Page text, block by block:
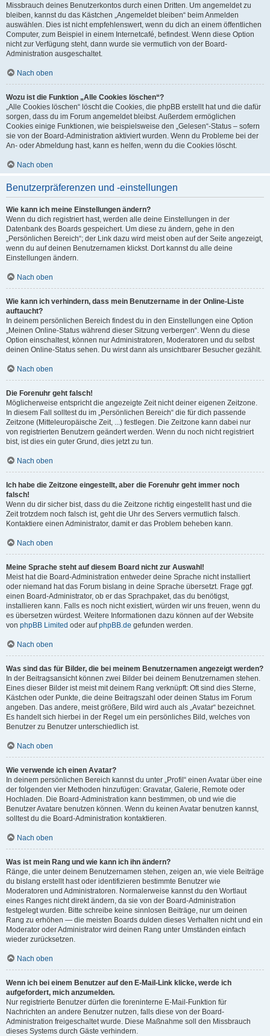
Missbrauch deines Benutzerkontos durch einen Dritten. Um angemeldet zu
bleiben, kannst du das Kästchen „Angemeldet bleiben“ beim Anmelden
auswählen. Dies ist nicht empfehlenswert, wenn du dich an einem öffentlichen
Computer, zum Beispiel in einem Internetcafé, befindest. Wenn diese Option
nicht zur Verfügung steht, dann wurde sie vermutlich von der Board-
Administration ausgeschaltet.
Nach oben
Wozu ist die Funktion „Alle Cookies löschen“?
„Alle Cookies löschen“ löscht die Cookies, die phpBB erstellt hat und die dafür
sorgen, dass du im Forum angemeldet bleibst. Außerdem ermöglichen
Cookies einige Funktionen, wie beispielsweise den „Gelesen“-Status – sofern
sie von der Board-Administration aktiviert wurden. Wenn du Probleme bei der
An- oder Abmeldung hast, kann es helfen, wenn du die Cookies löscht.
Nach oben
Benutzerpräferenzen und -einstellungen
Wie kann ich meine Einstellungen ändern?
Wenn du dich registriert hast, werden alle deine Einstellungen in der
Datenbank des Boards gespeichert. Um diese zu ändern, gehe in den
„Persönlichen Bereich“; der Link dazu wird meist oben auf der Seite angezeigt,
wenn du auf deinen Benutzernamen klickst. Dort kannst du alle deine
Einstellungen ändern.
Nach oben
Wie kann ich verhindern, dass mein Benutzername in der Online-Liste
auftaucht?
In deinem persönlichen Bereich findest du in den Einstellungen eine Option
„Meinen Online-Status während dieser Sitzung verbergen“. Wenn du diese
Option einschaltest, können nur Administratoren, Moderatoren und du selbst
deinen Online-Status sehen. Du wirst dann als unsichtbarer Besucher gezählt.
Nach oben
Die Forenuhr geht falsch!
Möglicherweise entspricht die angezeigte Zeit nicht deiner eigenen Zeitzone.
In diesem Fall solltest du im „Persönlichen Bereich“ die für dich passende
Zeitzone (Mitteleuropäische Zeit, ...) festlegen. Die Zeitzone kann dabei nur
von registrierten Benutzern geändert werden. Wenn du noch nicht registriert
bist, ist dies ein guter Grund, dies jetzt zu tun.
Nach oben
Ich habe die Zeitzone eingestellt, aber die Forenuhr geht immer noch
falsch!
Wenn du dir sicher bist, dass du die Zeitzone richtig eingestellt hast und die
Zeit trotzdem noch falsch ist, geht die Uhr des Servers vermutlich falsch.
Kontaktiere einen Administrator, damit er das Problem beheben kann.
Nach oben
Meine Sprache steht auf diesem Board nicht zur Auswahl!
Meist hat die Board-Administration entweder deine Sprache nicht installiert
oder niemand hat das Forum bislang in deine Sprache übersetzt. Frage ggf.
einen Board-Administrator, ob er das Sprachpaket, das du benötigst,
installieren kann. Falls es noch nicht existiert, würden wir uns freuen, wenn du
es übersetzen würdest. Weitere Informationen dazu können auf der Website
von phpBB Limited oder aufphpBB.de gefunden werden.
Nach oben
Was sind das für Bilder, die bei meinem Benutzernamen angezeigt werden?
In der Beitragsansicht können zwei Bilder bei deinem Benutzernamen stehen.
Eines dieser Bilder ist meist mit deinem Rang verknüpft: Oft sind dies Sterne,
Kästchen oder Punkte, die deine Beitragszahl oder deinen Status im Forum
angeben. Das andere, meist größere, Bild wird auch als „Avatar“ bezeichnet.
Es handelt sich hierbei in der Regel um ein persönliches Bild, welches von
Benutzer zu Benutzer unterschiedlich ist.
Nach oben
Wie verwende ich einen Avatar?
In deinem persönlichen Bereich kannst du unter „Profil“ einen Avatar über eine
der folgenden vier Methoden hinzufügen: Gravatar, Galerie, Remote oder
Hochladen. Die Board-Administration kann bestimmen, ob und wie die
Benutzer Avatare benutzen können. Wenn du keinen Avatar benutzen kannst,
solltest du die Board-Administration kontaktieren.
Nach oben
Was ist mein Rang und wie kann ich ihn ändern?
Ränge, die unter deinem Benutzernamen stehen, zeigen an, wie viele Beiträge
du bislang erstellt hast oder identifizieren bestimmte Benutzer wie
Moderatoren und Administratoren. Normalerweise kannst du den Wortlaut
eines Ranges nicht direkt ändern, da sie von der Board-Administration
festgelegt wurden. Bitte schreibe keine sinnlosen Beiträge, nur um deinen
Rang zu erhöhen — die meisten Boards dulden dieses Verhalten nicht und ein
Moderator oder Administrator wird deinen Rang unter Umständen einfach
wieder zurücksetzen.
Nach oben
Wenn ich bei einem Benutzer auf den E-Mail-Link klicke, werde ich
aufgefordert, mich anzumelden.
Nur registrierte Benutzer dürfen die foreninterne E-Mail-Funktion für
Nachrichten an andere Benutzer nutzen, falls diese von der Board-
Administration freigeschaltet wurde. Diese Maßnahme soll den Missbrauch
dieses Systems durch Gäste verhindern.